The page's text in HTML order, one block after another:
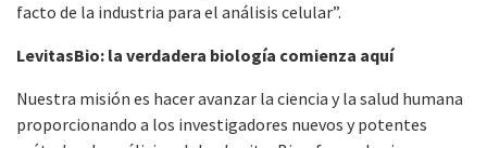
facto de la industria para el análisis celular”.
LevitasBio: la verdadera biología comienza aquí
Nuestra misión es hacer avanzar la ciencia y la salud humana
proporcionando a los investigadores nuevos y potentes